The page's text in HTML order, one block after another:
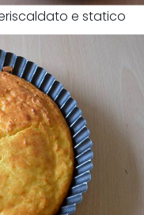
e statico